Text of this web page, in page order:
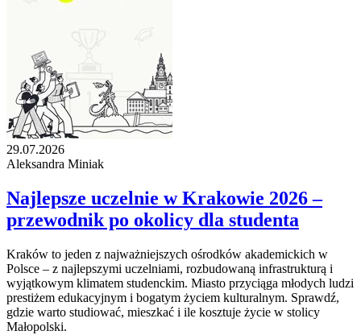
29.07.2026
Aleksandra Miniak
Najlepsze uczelnie w Krakowie 2026 –
przewodnik po okolicy dla studenta
Kraków to jeden z najważniejszych ośrodków akademickich w
Polsce – z najlepszymi uczelniami, rozbudowaną infrastrukturą i
wyjątkowym klimatem studenckim. Miasto przyciąga młodych ludzi
prestiżem edukacyjnym i bogatym życiem kulturalnym. Sprawdź,
gdzie warto studiować, mieszkać i ile kosztuje życie w stolicy
Małopolski.